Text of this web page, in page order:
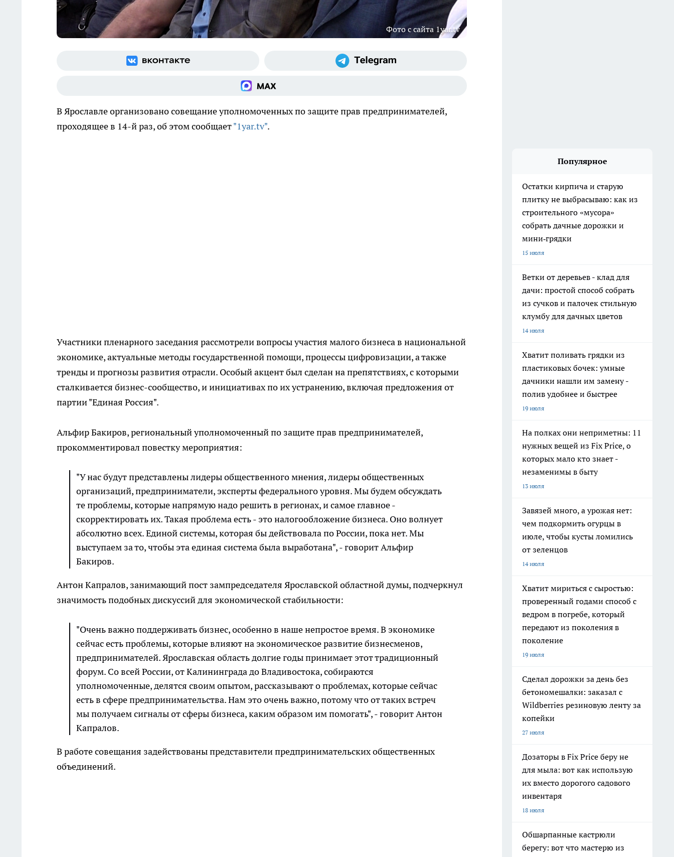
Фото с сайта 1yar.tv
В Ярославле организовано совещание уполномоченных по защите прав предпринимателей,
проходящее в 14-й раз, об этом сообщает"1yar.tv".
Участники пленарного заседания рассмотрели вопросы участия малого бизнеса в национальной
экономике, актуальные методы государственной помощи, процессы цифровизации, а также
тренды и прогнозы развития отрасли. Особый акцент был сделан на препятствиях, с которыми
сталкивается бизнес-сообщество, и инициативах по их устранению, включая предложения от
партии "Единая Россия".
Альфир Бакиров, региональный уполномоченный по защите прав предпринимателей,
прокомментировал повестку мероприятия:
"У нас будут представлены лидеры общественного мнения, лидеры общественных
организаций, предприниматели, эксперты федерального уровня. Мы будем обсуждать
те проблемы, которые напрямую надо решить в регионах, и самое главное -
скорректировать их. Такая проблема есть - это налогообложение бизнеса. Оно волнует
абсолютно всех. Единой системы, которая бы действовала по России, пока нет. Мы
выступаем за то, чтобы эта единая система была выработана", - говорит Альфир
Бакиров.
Антон Капралов, занимающий пост зампредседателя Ярославской областной думы, подчеркнул
значимость подобных дискуссий для экономической стабильности:
"Очень важно поддерживать бизнес, особенно в наше непростое время. В экономике
сейчас есть проблемы, которые влияют на экономическое развитие бизнесменов,
предпринимателей. Ярославская область долгие годы принимает этот традиционный
форум. Со всей России, от Калининграда до Владивостока, собираются
уполномоченные, делятся своим опытом, рассказывают о проблемах, которые сейчас
есть в сфере предпринимательства. Нам это очень важно, потому что от таких встреч
мы получаем сигналы от сферы бизнеса, каким образом им помогать", - говорит Антон
Капралов.
В работе совещания задействованы представители предпринимательских общественных
объединений.
Популярное
Остатки кирпича и старую
плитку не выбрасываю: как из
строительного «мусора»
собрать дачные дорожки и
мини‑грядки
15 июля
Ветки от деревьев - клад для
дачи: простой способ собрать
из сучков и палочек стильную
клумбу для дачных цветов
14 июля
Хватит поливать грядки из
пластиковых бочек: умные
дачники нашли им замену -
полив удобнее и быстрее
19 июля
На полках они неприметны: 11
нужных вещей из Fix Price, о
которых мало кто знает -
незаменимы в быту
13 июля
Завязей много, а урожая нет:
чем подкормить огурцы в
июле, чтобы кусты ломились
от зеленцов
14 июля
Хватит мириться с сыростью:
проверенный годами способ с
ведром в погребе, который
передают из поколения в
поколение
19 июля
Сделал дорожки за день без
бетономешалки: заказал с
Wildberries резиновую ленту за
копейки
27 июля
Дозаторы в Fix Price беру не
для мыла: вот как использую
их вместо дорогого садового
инвентаря
18 июля
Обшарпанные кастрюли
берегу: вот что мастерю из